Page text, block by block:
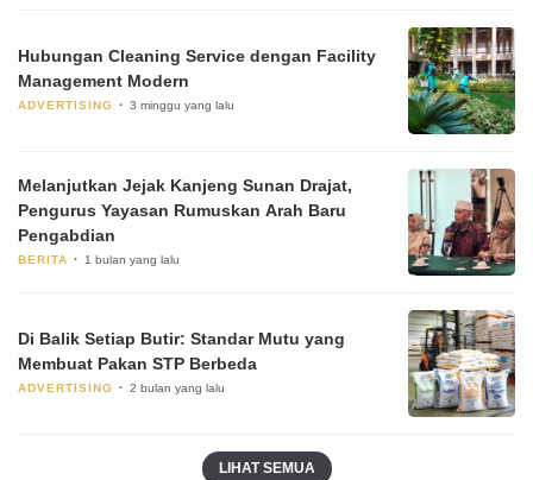
Hubungan Cleaning Service dengan Facility
Management Modern
ADVERTISING 3 minggu yang lalu
Melanjutkan Jejak Kanjeng Sunan Drajat,
Pengurus Yayasan Rumuskan Arah Baru
Pengabdian
BERITA 1 bulan yang lalu
Di Balik Setiap Butir: Standar Mutu yang
Membuat Pakan STP Berbeda
ADVERTISING 2 bulan yang lalu
LIHAT SEMUA